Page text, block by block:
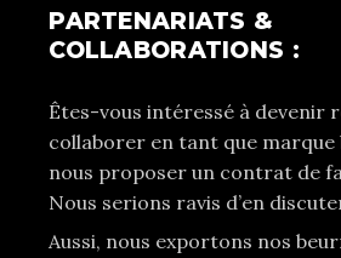
PARTENARIATS &
COLLABORATIONS :
Êtes-vous intéressé à devenir
collaborer en tant que marque
nous proposer un contrat de
Nous serions ravis d’en
Aussi, nous exportons nos